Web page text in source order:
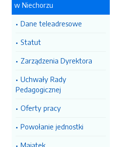
w Niechorzu
Dane teleadresowe
Statut
Zarządzenia Dyrektora
Uchwały Rady
Pedagogicznej
Oferty pracy
Powołanie jednostki
Majątek